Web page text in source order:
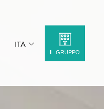
ITA
IL GRUPPO